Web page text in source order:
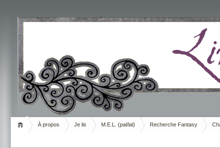
Livrement
À propos Je lis M.E.L. (pal/lal) Recherche Fantasy